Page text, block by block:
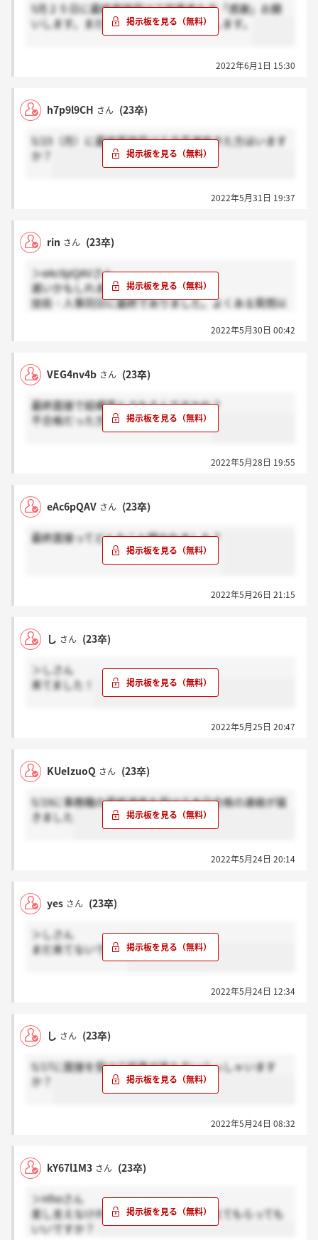
5月２５日に最終面接受けて結果来た方「感謝」お願
いします。まだの方「ホント」お願いします。
2022年6月1日 15:30
h7p9l9CH さん (23卒)
5/23（月）に最終面接受けて合否連絡きた方はいます
か？
2022年5月31日 19:37
rin さん (23卒)
＞eAc6pQAVさん
遅いかもしれませんが……
技術・人事同日に最終でありました。よくある質問以
・技術：研究をどう会社で活かすかという話でほとん
・人事：インターン中に感じたこと、「貴方にとって
○○（自分のキーワード）とは？」といった質問が多
ミュニケーション能力」といったキーワードを使って
いた人はここらへんでつっかかってしまうのではない
かと思いました。
2022年5月30日 00:42
VEG4nv4b さん (23卒)
最終面接で結構落とされるんですかね？
不合格だった方、感謝お願いします。
2022年5月28日 19:55
eAc6pQAV さん (23卒)
最終面接ってどんなこと聞かれました？
2022年5月26日 21:15
し さん (23卒)
＞しさん
来てました！
2022年5月25日 20:47
KUeIzuoQ さん (23卒)
5/19に事務職の最終選考を受けて本日合格の連絡が届
きました
2022年5月24日 20:14
yes さん (23卒)
＞しさん
まだ来てないです…
2022年5月24日 12:34
し さん (23卒)
5/17に面接を受けて結果が来た方いらっしゃいます
か？
2022年5月24日 08:32
kY67l1M3 さん (23卒)
＞Hhoさん
差し支えなければいつ面接受けたか教えてもらっても
いいですか？